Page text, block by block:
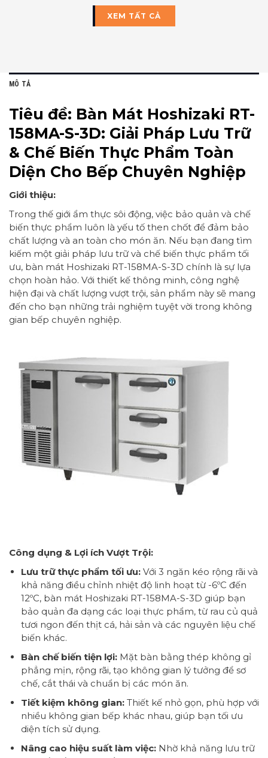
XEM TẤT CẢ
MÔ TẢ
Tiêu đề: Bàn Mát Hoshizaki RT-
158MA-S-3D: Giải Pháp Lưu Trữ
& Chế Biến Thực Phẩm Toàn
Diện Cho Bếp Chuyên Nghiệp
Giới thiệu:
Trong thế giới ẩm thực sôi động, việc bảo quản và chế
biến thực phẩm luôn là yếu tố then chốt để đảm bảo
chất lượng và an toàn cho món ăn. Nếu bạn đang tìm
kiếm một giải pháp lưu trữ và chế biến thực phẩm tối
ưu, bàn mát Hoshizaki RT-158MA-S-3D chính là sự lựa
chọn hoàn hảo. Với thiết kế thông minh, công nghệ
hiện đại và chất lượng vượt trội, sản phẩm này sẽ mang
đến cho bạn những trải nghiệm tuyệt vời trong không
gian bếp chuyên nghiệp.
Công dụng & Lợi ích Vượt Trội:
Lưu trữ thực phẩm tối ưu:Với 3 ngăn kéo rộng rãi và
khả năng điều chỉnh nhiệt độ linh hoạt từ -6ºC đến
12ºC, bàn mát Hoshizaki RT-158MA-S-3D giúp bạn
bảo quản đa dạng các loại thực phẩm, từ rau củ quả
tươi ngon đến thịt cá, hải sản và các nguyên liệu chế
biến khác.
Bàn chế biến tiện lợi:Mặt bàn bằng thép không gỉ
phẳng mịn, rộng rãi, tạo không gian lý tưởng để sơ
chế, cắt thái và chuẩn bị các món ăn.
Tiết kiệm không gian:Thiết kế nhỏ gọn, phù hợp với
nhiều không gian bếp khác nhau, giúp bạn tối ưu
diện tích sử dụng.
Nâng cao hiệu suất làm việc:Nhờ khả năng lưu trữ